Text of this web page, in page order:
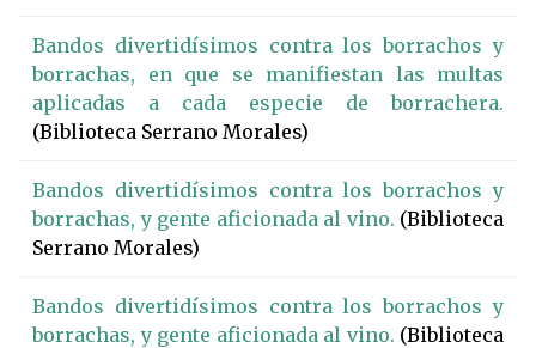
Bandos divertidísimos contra los borrachos y
borrachas, en que se manifiestan las multas
aplicadas a cada especie de borrachera.
(Biblioteca Serrano Morales)
Bandos divertidísimos contra los borrachos y
borrachas, y gente aficionada al vino. (Biblioteca
Serrano Morales)
Bandos divertidísimos contra los borrachos y
borrachas, y gente aficionada al vino. (Biblioteca